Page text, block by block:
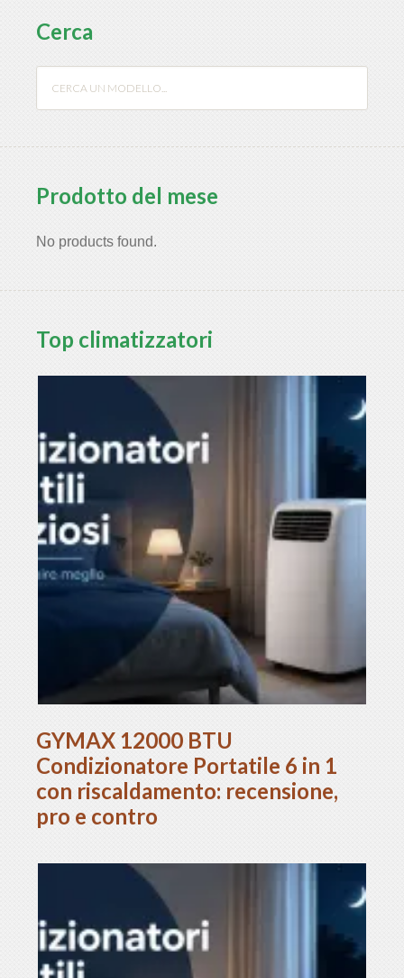
Cerca
Prodotto del mese
No products found.
Top climatizzatori
GYMAX 12000 BTU
Condizionatore Portatile 6 in 1
con riscaldamento: recensione,
pro e contro